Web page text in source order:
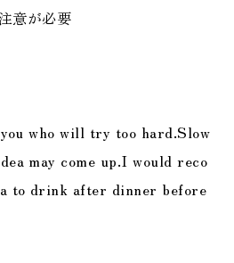
意が必要
who will try too hard.Slow
may come up.I would reco
to drink after dinner before